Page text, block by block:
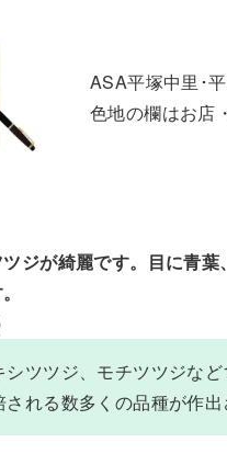
ASA平塚中里･
色地の欄はお店
ジが綺麗です。目に青
ツツジ、モチツツジな
れる数多くの品種が作出